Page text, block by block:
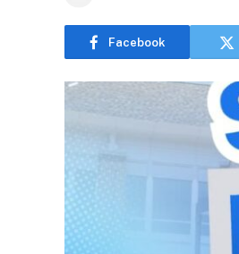
Facebook